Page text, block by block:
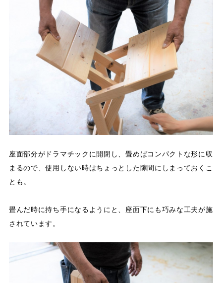
座面部分がドラマチックに開閉し、畳めばコンパクトな形に収
まるので、使用しない時はちょっとした隙間にしまっておくこ
とも。
畳んだ時に持ち手になるようにと、座面下にも巧みな工夫が施
されています。